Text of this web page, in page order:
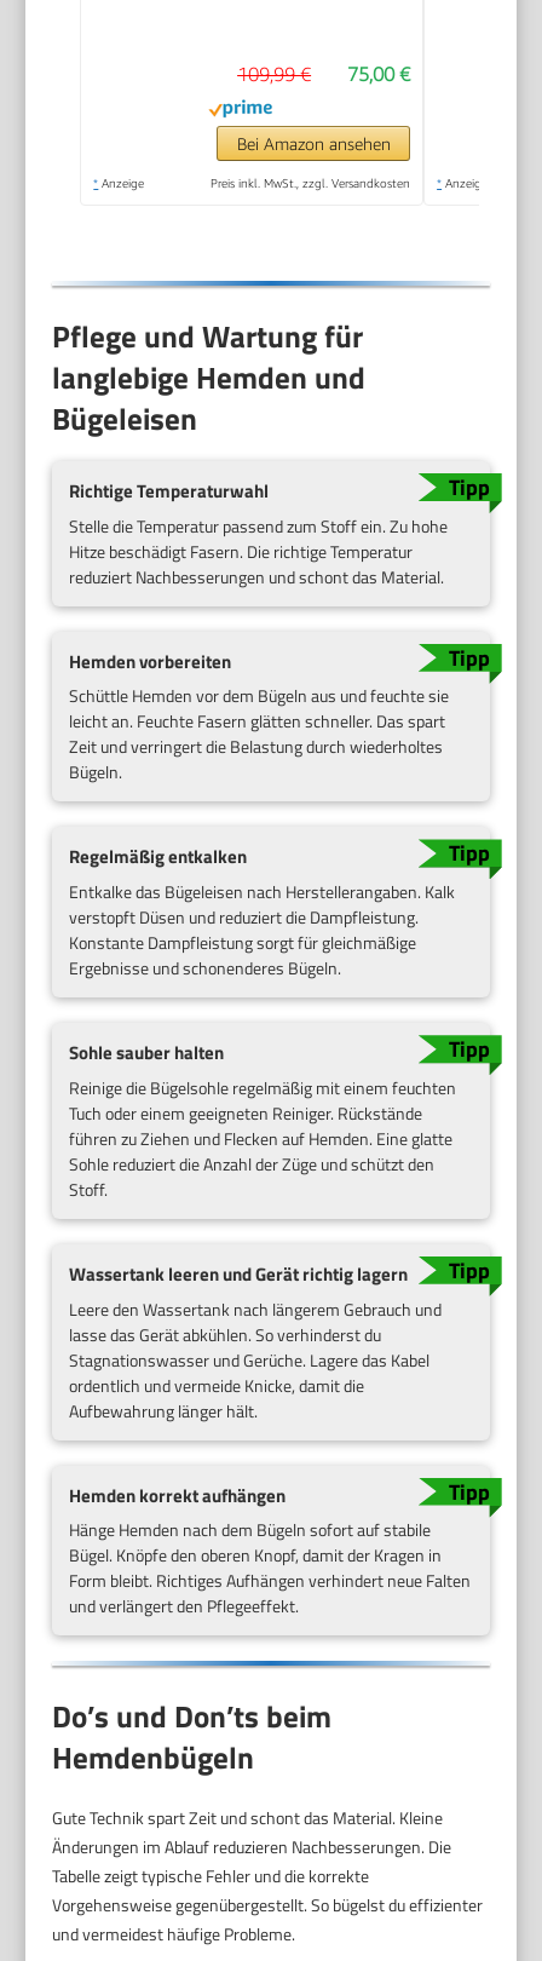
75,00 €
109,99 €
Bei Amazon ansehen
* Anzeige Preis inkl. MwSt., zzgl. Versandkosten * Anzeige
Pflege und Wartung für
langlebige Hemden und
Bügeleisen
Richtige Temperaturwahl
Stelle die Temperatur passend zum Stoff ein. Zu hohe
Hitze beschädigt Fasern. Die richtige Temperatur
reduziert Nachbesserungen und schont das Material.
Hemden vorbereiten
Schüttle Hemden vor dem Bügeln aus und feuchte sie
leicht an. Feuchte Fasern glätten schneller. Das spart
Zeit und verringert die Belastung durch wiederholtes
Bügeln.
Regelmäßig entkalken
Entkalke das Bügeleisen nach Herstellerangaben. Kalk
verstopft Düsen und reduziert die Dampfleistung.
Konstante Dampfleistung sorgt für gleichmäßige
Ergebnisse und schonenderes Bügeln.
Sohle sauber halten
Reinige die Bügelsohle regelmäßig mit einem feuchten
Tuch oder einem geeigneten Reiniger. Rückstände
führen zu Ziehen und Flecken auf Hemden. Eine glatte
Sohle reduziert die Anzahl der Züge und schützt den
Stoff.
Wassertank leeren und Gerät richtig lagern
Leere den Wassertank nach längerem Gebrauch und
lasse das Gerät abkühlen. So verhinderst du
Stagnationswasser und Gerüche. Lagere das Kabel
ordentlich und vermeide Knicke, damit die
Aufbewahrung länger hält.
Hemden korrekt aufhängen
Hänge Hemden nach dem Bügeln sofort auf stabile
Bügel. Knöpfe den oberen Knopf, damit der Kragen in
Form bleibt. Richtiges Aufhängen verhindert neue Falten
und verlängert den Pflegeeffekt.
Do’s und Don’ts beim
Hemdenbügeln
Gute Technik spart Zeit und schont das Material. Kleine
Änderungen im Ablauf reduzieren Nachbesserungen. Die
Tabelle zeigt typische Fehler und die korrekte
Vorgehensweise gegenübergestellt. So bügelst du effizienter
und vermeidest häufige Probleme.